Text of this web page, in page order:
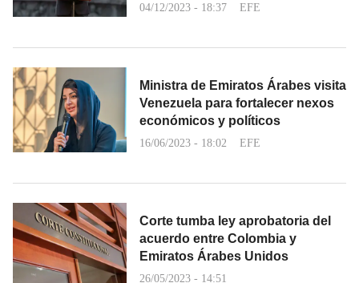
04/12/2023 - 18:37 EFE
Ministra de Emiratos Árabes visita
Venezuela para fortalecer nexos
económicos y políticos
16/06/2023 - 18:02 EFE
Corte tumba ley aprobatoria del
acuerdo entre Colombia y
Emiratos Árabes Unidos
26/05/2023 - 14:51